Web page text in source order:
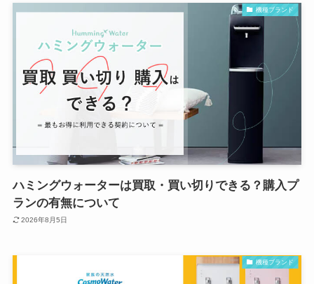
機種ブランド
ハミングウォーターは買取・買い切りできる？購入プ
ランの有無について
2026年8月5日
機種ブランド